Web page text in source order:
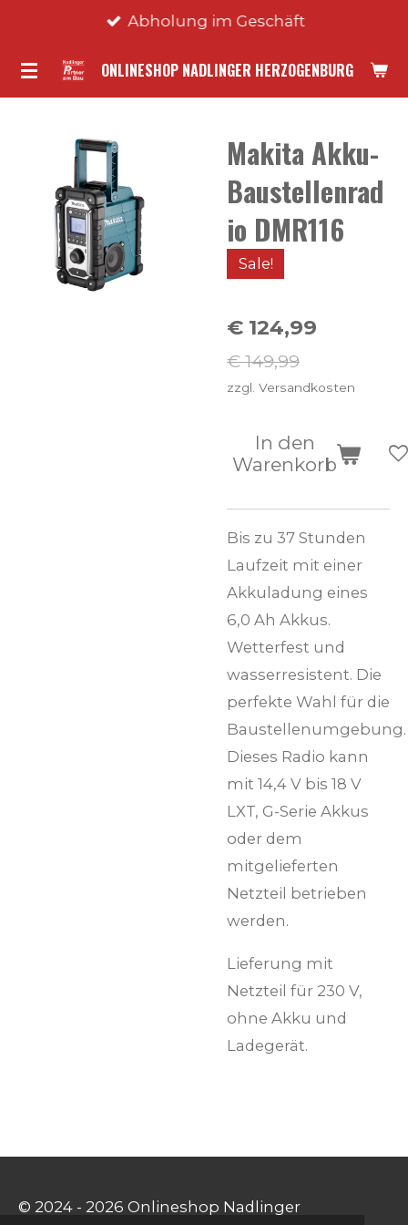
springen
ONLINESHOP NADLINGER HERZOGENBURG
Abholung im Geschäft
Makita Akku-
Baustellenrad
io DMR116
Sale!
€ 124,99
€ 149,99
zzgl. Versandkosten
In den
Warenkorb
Bis zu 37 Stunden
Laufzeit mit einer
Akkuladung eines
6,0 Ah Akkus.
Wetterfest und
wasserresistent. Die
perfekte Wahl für die
Baustellenumgebung.
Dieses Radio kann
mit 14,4 V bis 18 V
LXT, G-Serie Akkus
oder dem
mitgelieferten
Netzteil betrieben
werden.
Lieferung mit
Netzteil für 230 V,
ohne Akku und
Ladegerät.
© 2024 - 2026 Onlineshop Nadlinger